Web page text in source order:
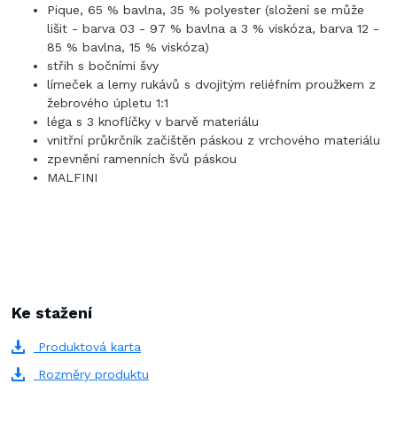
Pique, 65 % bavlna, 35 % polyester (složení se může
lišit - barva 03 - 97 % bavlna a 3 % viskóza, barva 12 -
85 % bavlna, 15 % viskóza)
střih s bočními švy
límeček a lemy rukávů s dvojitým reliéfním proužkem z
žebrového úpletu 1:1
léga s 3 knoflíčky v barvě materiálu
vnitřní průkrčník začištěn páskou z vrchového materiálu
zpevnění ramenních švů páskou
MALFINI
Ke stažení
Produktová karta
Rozměry produktu